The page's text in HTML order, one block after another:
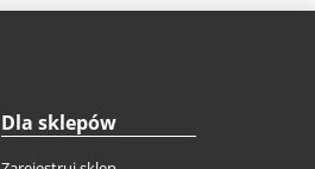
Dla sklepów